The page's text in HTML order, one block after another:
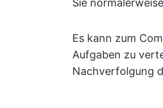
Sie
Es kann zum
Aufgaben zu
Nachverfolgung